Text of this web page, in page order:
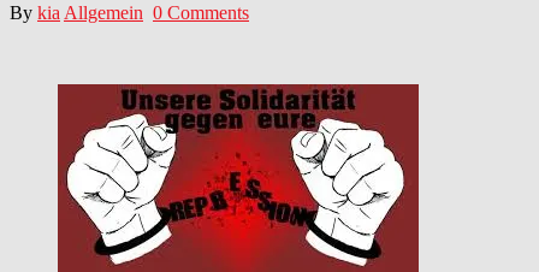
By kia Allgemein 0 Comments